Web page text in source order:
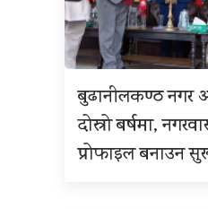
बुढानीलकण्ठ नगर
दोस्रो बर्षमा,
प्रोफाइल बनाउन